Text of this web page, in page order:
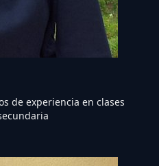
de experiencia en clases